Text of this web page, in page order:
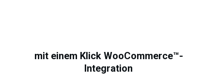
mit einem Klick WooCommerce™-
Integration